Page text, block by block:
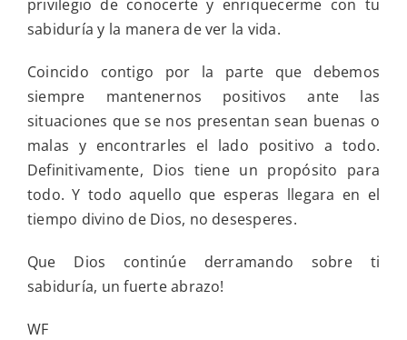
privilegio de conocerte y enriquecerme con tu
sabiduría y la manera de ver la vida.
Coincido contigo por la parte que debemos
siempre mantenernos positivos ante las
situaciones que se nos presentan sean buenas o
malas y encontrarles el lado positivo a todo.
Definitivamente, Dios tiene un propósito para
todo. Y todo aquello que esperas llegara en el
tiempo divino de Dios, no desesperes.
Que Dios continúe derramando sobre ti
sabiduría, un fuerte abrazo!
WF